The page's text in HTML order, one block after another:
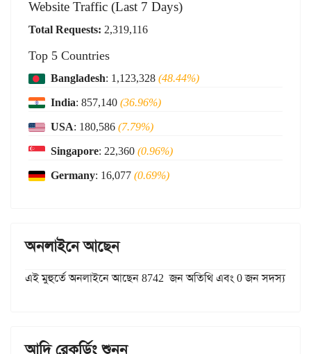
Website Traffic (Last 7 Days)
Total Requests: 2,319,116
Top 5 Countries
Bangladesh: 1,123,328(48.44%)
India: 857,140(36.96%)
USA: 180,586(7.79%)
Singapore: 22,360(0.96%)
Germany: 16,077(0.69%)
অনলাইনে আছেন
এই মুহুর্তে অনলাইনে আছেন 8742 জন অতিথি এবং 0 জন সদস্য
আদি রেকর্ডিং শুনুন